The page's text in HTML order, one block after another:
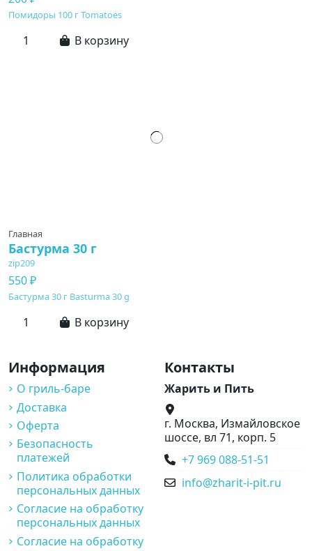
Помидоры 100 г Tomatoes
В корзину
Главная
Бастурма 30 г
zip209
550 ₽
Бастурма 30 г Basturma 30 g
В корзину
Информация
О гриль-баре
Доставка
Оферта
Безопасность
платежей
Политика обработки
персональных данных
Согласие на обработку
персональных данных
Согласие на обработку
Контакты
Жарить и Пить
г. Москва, Измайловское
шоссе, вл 71, корп. 5
+7 969 088-51-51
info@zharit-i-pit.ru